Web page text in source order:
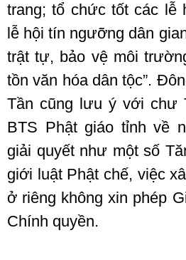
trang; tổ chức tốt các lễ
lễ hội tín ngưỡng dân
trật tự, bảo vệ môi
tồn văn hóa dân tộc”.
Tần cũng lưu ý với chư
BTS Phật giáo tỉnh về
giải quyết như một số
giới luật Phật chế, việc
ở riêng không xin phép
Chính quyền.